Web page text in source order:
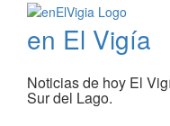
en El Vigía
Noticias de hoy El
Sur del Lago.